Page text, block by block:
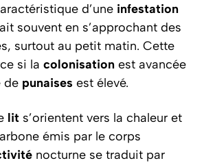
d’une infestation
souvent en s’approchant des
surtout au petit matin. Cette
si la colonisation est avancée
de punaises est élevé.
lit s’orientent vers la chaleur et
émis par le corps
nocturne se traduit par